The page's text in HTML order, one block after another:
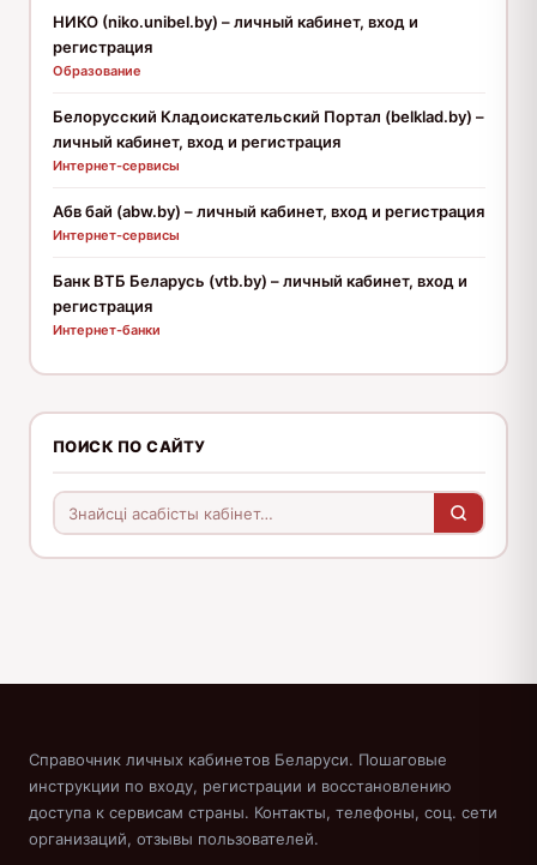
НИКО (niko.unibel.by) – личный кабинет, вход и
регистрация
Образование
Белорусский Кладоискательский Портал (belklad.by) –
личный кабинет, вход и регистрация
Интернет-сервисы
Абв бай (abw.by) – личный кабинет, вход и регистрация
Интернет-сервисы
Банк ВТБ Беларусь (vtb.by) – личный кабинет, вход и
регистрация
Интернет-банки
ПОИСК ПО САЙТУ
Справочник личных кабинетов Беларуси. Пошаговые
инструкции по входу, регистрации и восстановлению
доступа к сервисам страны. Контакты, телефоны, соц. сети
организаций, отзывы пользователей.